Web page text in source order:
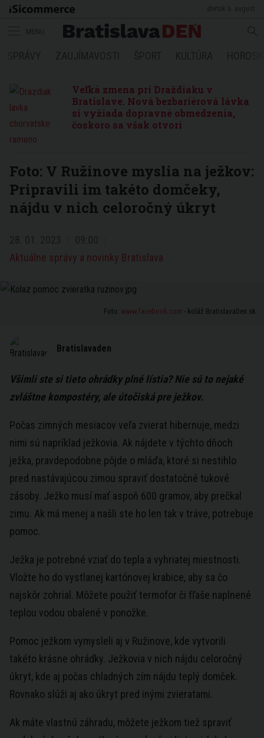
Veľká zmena pri Draždiaku v
Bratislave. Nová bezbariérová lávka
si vyžiada dopravné obmedzenia,
čoskoro sa však otvorí
Foto: V Ružinove myslia na ježkov:
Pripravili im takéto domčeky,
nájdu v nich celoročný úkryt
Aktuálne správy a novinky Bratislava
Foto: www.facebook.com - koláž BratislavaDen.sk
Bratislavaden
Všimli ste si tieto ohrádky plné lístia? Nie sú to nejaké
zvláštne kompostéry, ale útočiská pre ježkov.
Počas zimných mesiacov veľa zvierat hibernuje, medzi
nimi sú napríklad ježkovia. Ak nájdete v týchto dňoch
ježka, pravdepodobne pôjde o mláďa, ktoré si nestihlo
pred nastávajúcou zimou spraviť dostatočné tukové
zásoby. Ježko musí mať aspoň 600 gramov, aby prečkal
zimu. Ak má menej a našli ste ho len tak v tráve, potrebuje
pomoc.
Ježka je potrebné vziať do tepla a vyhriatej miestnosti.
Vložte ho do vystlanej kartónovej krabice, aby sa čo
najskôr zohrial. Môžete použiť termofor či fľaše naplnené
teplou vodou obalené v ponožke.
Pomoc ježkom vymysleli aj v Ružinove, kde vytvorili
takéto krásne ohrádky. Ježkovia v nich nájdu celoročný
úkryt, kde aj počas chladných zím nájdu teplý domček.
Rovnako slúži aj ako úkryt pred inými zvieratami.
Ak máte vlastnú záhradu, môžete ježkom tiež spraviť